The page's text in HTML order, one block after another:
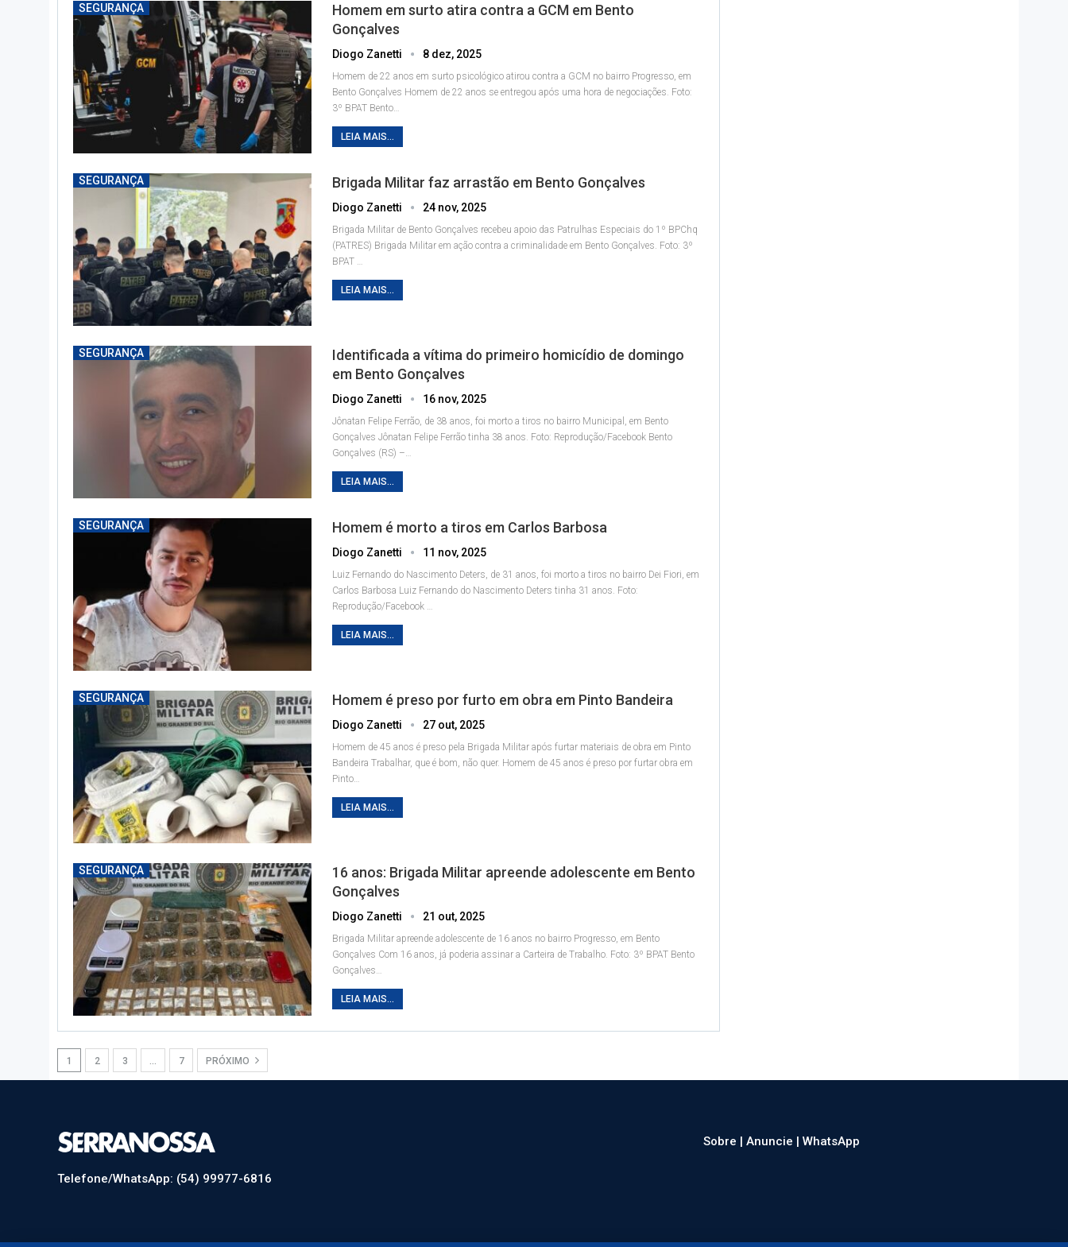
SEGURANÇA
Homem em surto atira contra a GCM em Bento
Gonçalves
Diogo Zanetti 8 dez, 2025
Homem de 22 anos em surto psicológico atirou contra a GCM no bairro Progresso, em
Bento Gonçalves Homem de 22 anos se entregou após uma hora de negociações. Foto:
3º BPAT Bento
LEIA MAIS...
SEGURANÇA Brigada Militar faz arrastão em Bento Gonçalves
Diogo Zanetti 24 nov, 2025
Brigada Militar de Bento Gonçalves recebeu apoio das Patrulhas Especiais do 1º BPChq
(PATRES) Brigada Militar em ação contra a criminalidade em Bento Gonçalves. Foto: 3º
BPAT
LEIA MAIS...
SEGURANÇA
Identificada a vítima do primeiro homicídio de domingo
em Bento Gonçalves
Diogo Zanetti 16 nov, 2025
Jônatan Felipe Ferrão, de 38 anos, foi morto a tiros no bairro Municipal, em Bento
Gonçalves Jônatan Felipe Ferrão tinha 38 anos. Foto: Reprodução/Facebook Bento
Gonçalves (RS) –
LEIA MAIS...
SEGURANÇA Homem é morto a tiros em Carlos Barbosa
Diogo Zanetti 11 nov, 2025
Luiz Fernando do Nascimento Deters, de 31 anos, foi morto a tiros no bairro Dei Fiori, em
Carlos Barbosa Luiz Fernando do Nascimento Deters tinha 31 anos. Foto:
Reprodução/Facebook
LEIA MAIS...
SEGURANÇA Homem é preso por furto em obra em Pinto Bandeira
Diogo Zanetti 27 out, 2025
Homem de 45 anos é preso pela Brigada Militar após furtar materiais de obra em Pinto
Bandeira Trabalhar, que é bom, não quer. Homem de 45 anos é preso por furtar obra em
Pinto
LEIA MAIS...
SEGURANÇA
16 anos: Brigada Militar apreende adolescente em Bento
Gonçalves
Diogo Zanetti 21 out, 2025
Brigada Militar apreende adolescente de 16 anos no bairro Progresso, em Bento
Gonçalves Com 16 anos, já poderia assinar a Carteira de Trabalho. Foto: 3º BPAT Bento
Gonçalves
LEIA MAIS...
1 2 3 7 PRÓXIMO
Telefone/WhatsApp: (54) 99977-6816
Sobre |Anuncie |WhatsApp